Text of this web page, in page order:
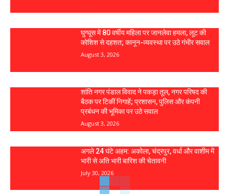
घुग्घूस में 80 वर्षीय महिला पर जानलेवा हमला, लूट की
कोशिश से दहशत; कानून-व्यवस्था पर उठे गंभीर सवाल
August 3, 2026
शांति नगर पंडाल विवाद ने पकड़ा तूल, नगर परिषद की
बैठक पर टिकीं निगाहें; प्रशासन, पुलिस और कंपनी
प्रबंधन की भूमिका पर उठे सवाल
August 3, 2026
अगले 24 घंटे अहम: अकोला, चंद्रपुर, वर्धा और वाशीम में
भारी से अति भारी बारिश की चेतावनी
July 30, 2026